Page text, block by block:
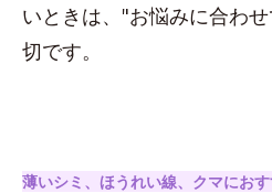
いときは、"お悩みに合わ
切です。
薄いシミ、ほうれい線、クマにおす